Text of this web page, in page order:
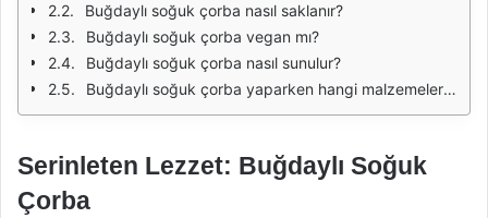
Buğdaylı soğuk çorba nasıl saklanır?
Buğdaylı soğuk çorba vegan mı?
Buğdaylı soğuk çorba nasıl sunulur?
Buğdaylı soğuk çorba yaparken hangi malzemeleri ekleyebilirim?
Serinleten Lezzet: Buğdaylı Soğuk
Çorba